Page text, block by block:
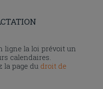
ligne la loi prévoit un
calendaires.
la page dudroit de